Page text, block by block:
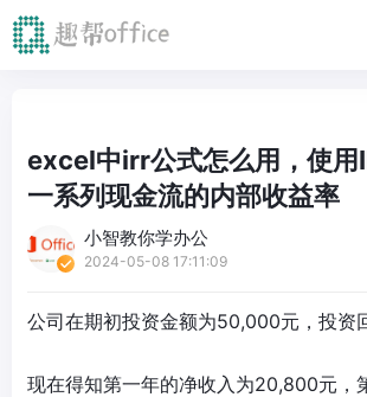
excel中irr公式怎么用，使用
一系列现金流的内部收益率
小智教你学办公
2024-05-08 17:11:09
公司在期初投资金额为50,000元，投资
现在得知第一年的净收入为20,800元，